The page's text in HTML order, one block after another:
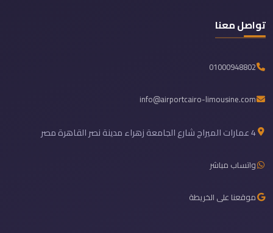
تواصل معنا
01000948802
info@airportcairo-limousine.com
4 عمارات الميراج شارع الجامعة زهراء مدينة نصر القاهرة مصر
واتساب مباشر
موقعنا على الخريطة